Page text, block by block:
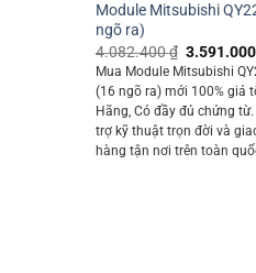
Module Mitsubishi
ngõ ra)
4.082.400₫ Original
price
was:
Mua Module Mitsubishi
(16 ngõ ra) mới 100% giá
Hãng, Có đầy đủ chứng
trợ kỹ thuật trọn đời và
hàng tận nơi trên toàn